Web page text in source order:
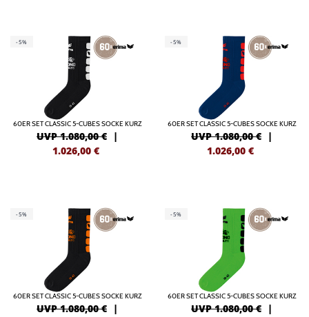
-5%
60ER SET CLASSIC 5-CUBES SOCKE KURZ
UVP 1.080,00 € |
1.026,00 €
-5%
60ER SET CLASSIC 5-CUBES SOCKE KURZ
UVP 1.080,00 € |
1.026,00 €
-5%
60ER SET CLASSIC 5-CUBES SOCKE KURZ
UVP 1.080,00 € |
-5%
60ER SET CLASSIC 5-CUBES SOCKE KURZ
UVP 1.080,00 € |